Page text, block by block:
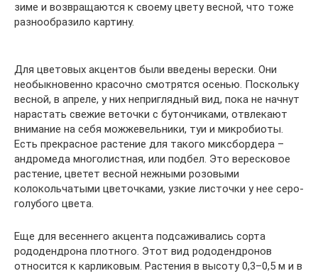
зиме и возвращаются к своему цвету весной, что тоже
разнообразило картину.
Для цветовых акцентов были введены верески. Они
необыкновенно красочно смотрятся осенью. Поскольку
весной, в апреле, у них неприглядный вид, пока не начнут
нарастать свежие веточки с бутончиками, отвлекают
внимание на себя можжевельники, туи и микробиоты.
Есть прекрасное растение для такого миксбордера –
андромеда многолистная, или подбел. Это вересковое
растение, цветет весной нежными розовыми
колокольчатыми цветочками, узкие листочки у нее серо-
голубого цвета.
Еще для весеннего акцента подсаживались сорта
рододендрона плотного. Этот вид рододендронов
относится к карликовым. Растения в высоту 0,3–0,5 м и в